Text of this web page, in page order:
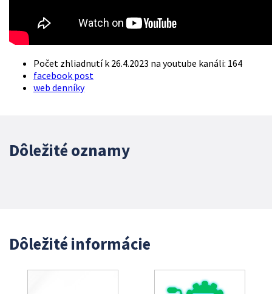
Počet zhliadnutí k 26.4.2023 na youtube kanáli: 164
facebook post
web denníky
Dôležité oznamy
Dôležité informácie